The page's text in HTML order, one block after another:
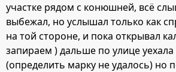
участке рядом с конюшней, всё
выбежал, но услышал только как
на той стороне, и пока открывал
запираем ) дальше по улице
(определить марку не удалось) но